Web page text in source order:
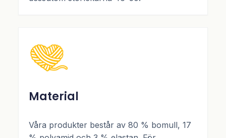
Material
Våra produkter består av 80 % bomull, 17